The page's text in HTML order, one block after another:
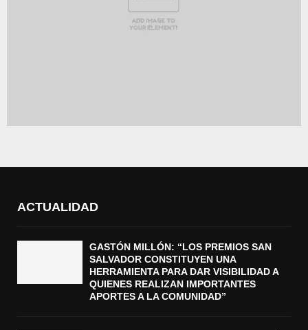
ACTUALIDAD
GASTÓN MILLÓN: “LOS PREMIOS SAN
SALVADOR CONSTITUYEN UNA
HERRAMIENTA PARA DAR VISIBILIDAD A
QUIENES REALIZAN IMPORTANTES
APORTES A LA COMUNIDAD”